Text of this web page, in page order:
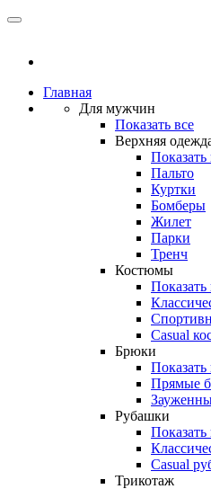
Главная
Для мужчин
Показать все
Верхняя
Показать
Пальто
Куртки
Бомберы
Жилет
Парки
Тренч
Костюмы
Показать
Casual
Брюки
Показать
Прямые
Рубашки
Показать
Casual
Трикотаж